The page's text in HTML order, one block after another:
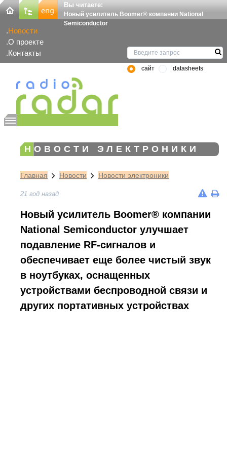
Вы читаете:
Новый усилитель Boomer® компании National
Semiconductor
Новости
О проекте
Контакты
сайт datasheets
НОВОСТИ ЭЛЕКТРОНИКИ
Главная Новости Новости электроники
21 год назад
Новый усилитель Boomer® компании
National Semiconductor улучшает
подавление RF-сигналов и
обеспечивает еще более чистый звук
в ноутбуках, оснащенных
устройствами беспроводной связи и
других портативных устройствах